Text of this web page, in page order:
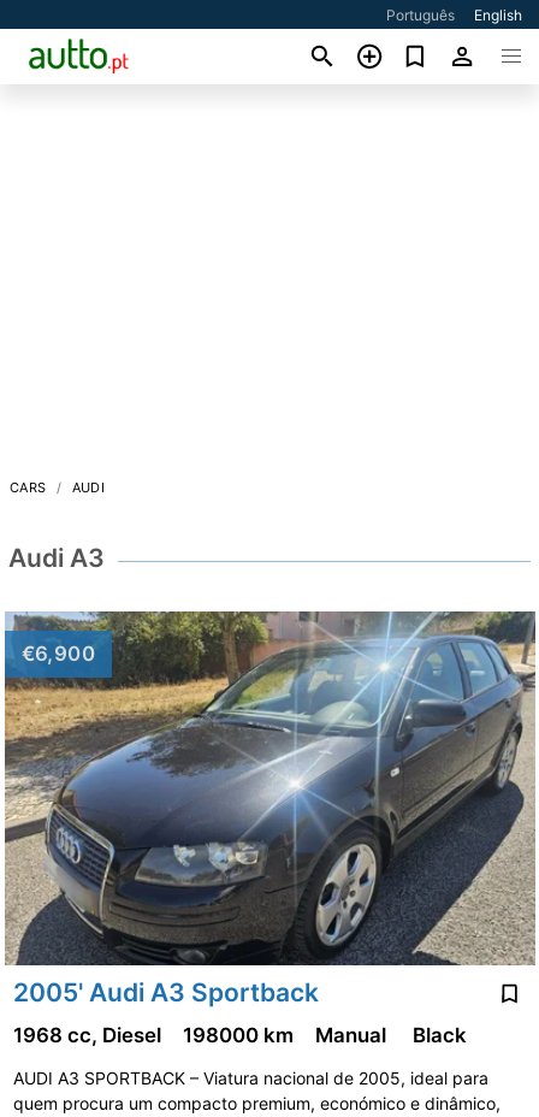
Português English
CARS AUDI
Audi A3
€6,900
2005' Audi A3 Sportback
1968 cc, Diesel 198000 km Manual Black
AUDI A3 SPORTBACK – Viatura nacional de 2005, ideal para
quem procura um compacto premium, económico e dinâmico,